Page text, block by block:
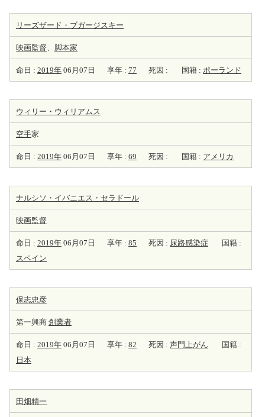
リーズザード・ブガージスキー
映画監督、 脚本家
命日 : 2019年 06月07日 享年 : 77 死因 : 国籍 : ポーランド
ウィリー・ウィリアムス
空手家
命日 : 2019年 06月07日 享年 : 69 死因 : 国籍 : アメリカ
ナルシソ・イバニエス・セラドール
映画監督
命日 : 2019年 06月07日 享年 : 85 死因 : 尿路感染症
国籍 :
スペイン
保志忠彦
第一興商 創業者
命日 : 2019年 06月07日 享年 : 82 死因 : 声門上がん
国籍 :
日本
田畑精一